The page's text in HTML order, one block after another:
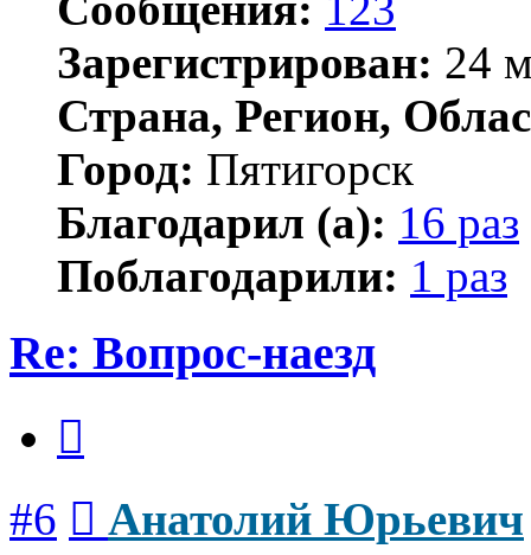
Зарегистрирован: 24
Страна, Регион,
Город: Пятигорск
Благодарил (а): 16 раз
Поблагодарили: 1 раз
Re: Вопрос-наезд
#6 Анатолий Юрьевич